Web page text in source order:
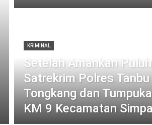
KRIMINAL
Setelah Amankan
Satrekrim Polres
Tongkang dan
KM 9 Kecamatan